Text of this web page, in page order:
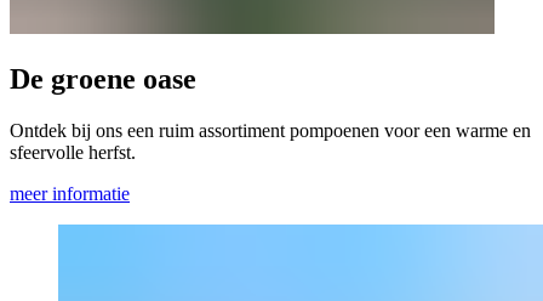
De groene oase
Ontdek bij ons een ruim assortiment pompoenen voor een warme en
sfeervolle herfst.
meer informatie